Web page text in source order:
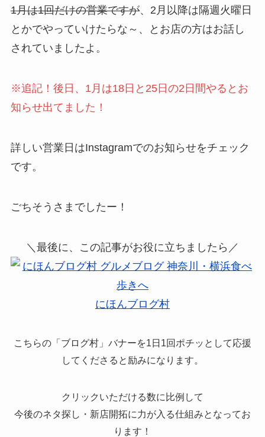
1月は1回だけの営業ですが、2月以降は隔週火曜日
とかでやっていけたらな～、とお店の方はお話し
されていましたよ。
※追記！後日、1月は18日と25日の2日間やるとお
知らせ出てました！
詳しい営業日はInstagramでのお知らせをチェック
です。
ごちそうさまでしたー！
＼最後に、この記事がお役に立ちましたら／
にほんブログ村
こちらの「ブログ村」バナーを1日1回ポチッとして応援
してくださると励みになります。
クリックいただける数に比例して
今後のネタ探し・新店開拓に力が入る仕組みとなってお
ります！